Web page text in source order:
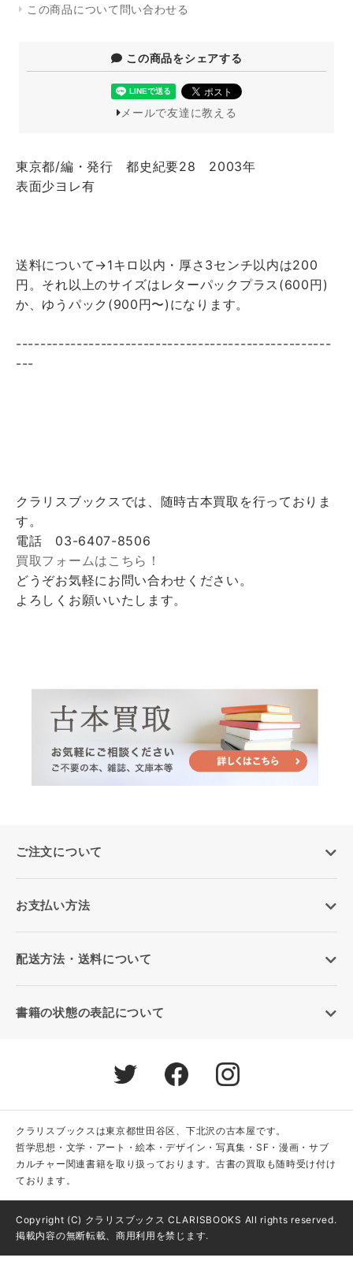
この商品について問い合わせる
この商品をシェアする
メールで友達に教える
東京都/編・発行 都史紀要28 2003年
表面少ヨレ有
送料について→1キロ以内・厚さ3センチ以内は200
円。それ以上のサイズはレターパックプラス(600円)
か、ゆうパック(900円〜)になります。
----------------------------------------------------
---
クラリスブックスでは、随時古本買取を行っておりま
す。
電話 03-6407-8506
買取フォームはこちら！
どうぞお気軽にお問い合わせください。
よろしくお願いいたします。
ご注文について
お支払い方法
配送方法・送料について
書籍の状態の表記について
クラリスブックスは東京都世田谷区、下北沢の古本屋です。
哲学思想・文学・アート・絵本・デザイン・写真集・SF・漫画・サブ
カルチャー関連書籍を取り扱っております。古書の買取も随時受け付け
ております。
Copyright (C) クラリスブックス CLARISBOOKS All rights reserved.
掲載内容の無断転載、商用利用を禁じます.